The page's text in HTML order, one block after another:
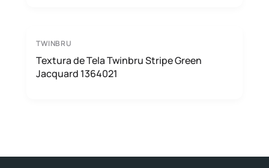
TWINBRU
Textura de Tela Twinbru Stripe Green
Jacquard 1364021